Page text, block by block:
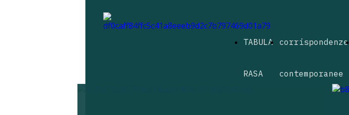
TABULA
RASA
corrispondenze
contemporanee